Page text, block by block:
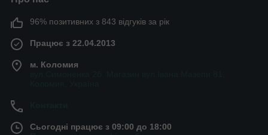
96% позитивних з 843 відгуків за рік
Працює з 22.04.2013
м. Коломия
Сьогодні працює з 09:00 до 18:00